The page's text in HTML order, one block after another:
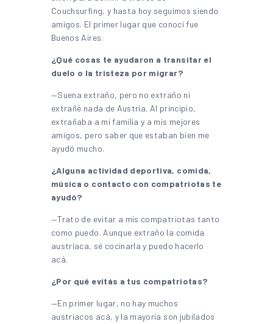
Couchsurfing, y hasta hoy seguimos siendo
amigos. El primer lugar que conocí fue
Buenos Aires.
¿Qué cosas te ayudaron a transitar el
duelo o la tristeza por migrar?
—Suena extraño, pero no extraño ni
extrañé nada de Austria. Al principio,
extrañaba a mi familia y a mis mejores
amigos, pero saber que estaban bien me
ayudó mucho.
¿Alguna actividad deportiva, comida,
música o contacto con compatriotas te
ayudó?
—Trato de evitar a mis compatriotas tanto
como puedo. Aunque extraño la comida
austríaca, sé cocinarla y puedo hacerlo
acá.
¿Por qué evitás a tus compatriotas?
—En primer lugar, no hay muchos
austríacos acá, y la mayoría son jubilados